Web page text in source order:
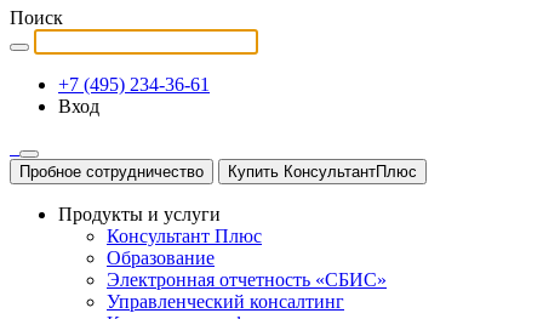
Поиск
+7 (495) 234-36-61
Вход
Пробное сотрудничество Купить КонсультантПлюс
Продукты и услуги
Консультант Плюс
Образование
Электронная отчетность «СБИС»
Управленческий консалтинг